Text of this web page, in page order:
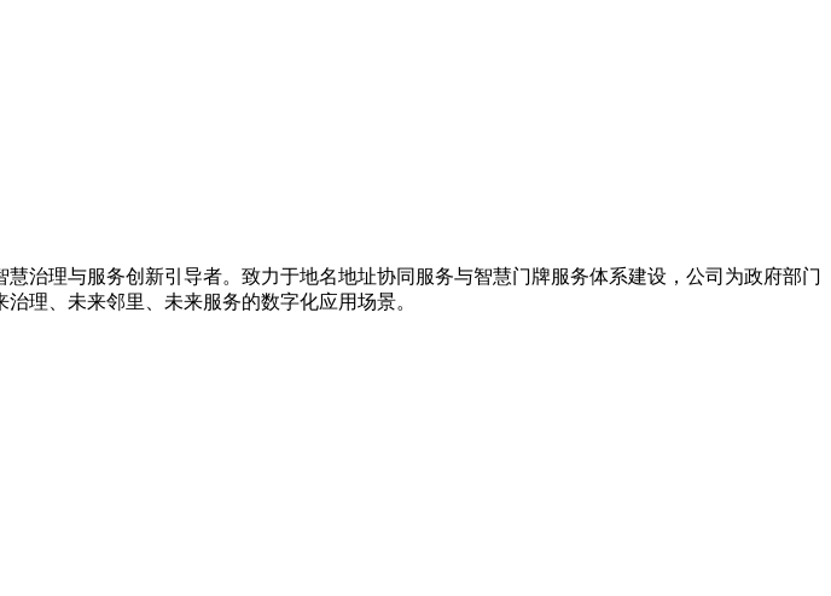
治理与服务创新引导者。致力于地名地址协同服务与智慧门牌服务体系建设，公司为政府部门
理、未来邻里、未来服务的数字化应用场景。